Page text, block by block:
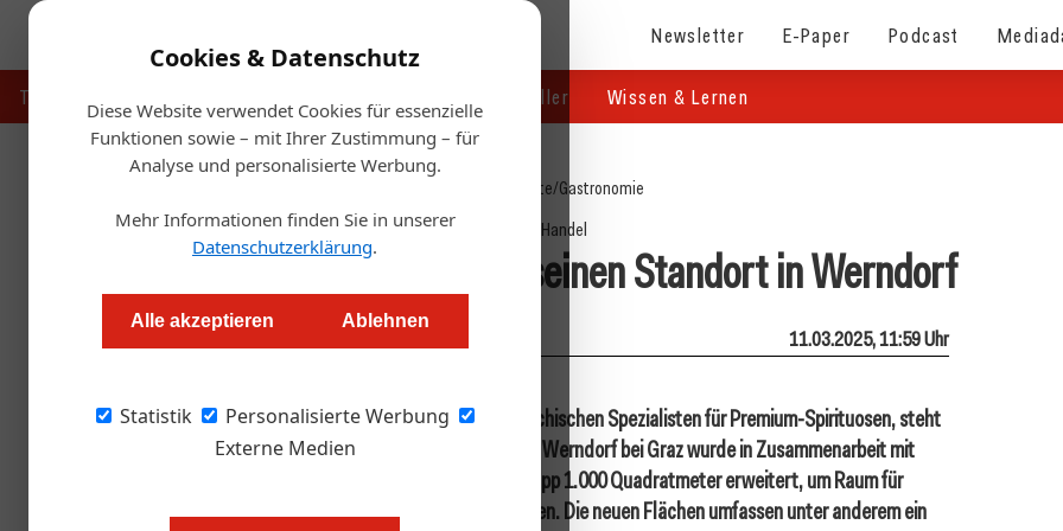
Cookies & Datenschutz
Diese Website verwendet Cookies für essenzielle
Funktionen sowie – mit Ihrer Zustimmung – für
Analyse und personalisierte Werbung.
Mehr Informationen finden Sie in unserer
Datenschutzerklärung.
Alle akzeptieren Ablehnen
Statistik
Personalisierte Werbung
Externe Medien
Newsletter E-Paper Podcast
Touristik Handel & Hersteller Wissen & Lernen
Startseite/Gastronomie
Handel
Liquid Spirits erweitert seinen Standort in Werndorf
Redaktion.OEGZ 11.03.2025, 11:59 Uhr
Bei Liquid Spirits, einem der führenden österreichischen Spezialisten für Premium-Spirituosen, steht
alles im Zeichen von Expansion. Der Standort in Werndorf bei Graz wurde in Zusammenarbeit mit
L.S.D. Gastronomiekonzepte auf insgesamt knapp 1.000 Quadratmeter erweitert, um Raum für
Kreativität sowie neue Mitarbeitende zu schaffen. Die neuen Flächen umfassen unter anderem ein